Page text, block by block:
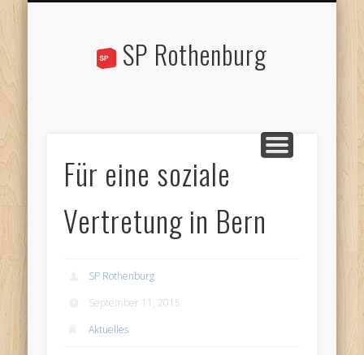
SP Rothenburg
Für eine soziale
Vertretung in Bern
SP Rothenburg
September 11, 2015
Aktuelles